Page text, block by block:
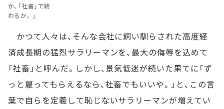
か、「社畜」で終
わるか。 」
かつて人々は、そんな会社に飼い馴らされた高度経
済成長期の猛烈サラリーマンを、最大の侮辱を込めて
「社畜」と呼んだ。しかし、景気低迷が続いた果てに「ず
っと雇ってもらえるなら、社畜でもいいや。」と、この言
葉で自らを定義して恥じないサラリーマンが増えてい